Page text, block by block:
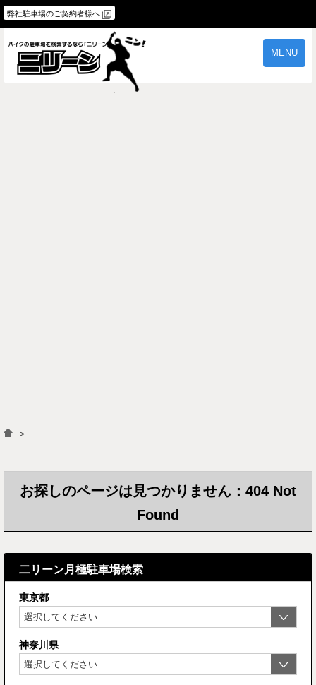
弊社駐車場のご契約者様へ
MENU
＞
お探しのページは見つかりません：404 Not
Found
二リーン月極駐車場検索
東京都
神奈川県